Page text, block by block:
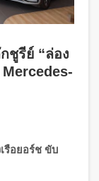
ชูรีย์ “ล่อง
รือยอร์ช ขับ